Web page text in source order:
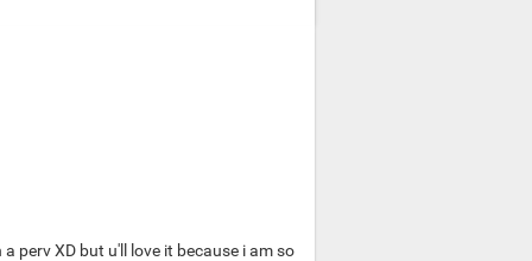
perv XD but u'll love it because i am so